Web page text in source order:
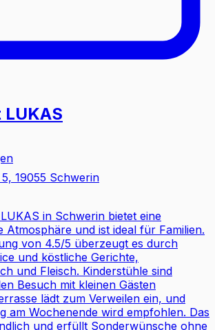
19055 Schwerin
in Schwerin bietet eine
Atmosphäre und ist ideal für Familien.
von 4.5/5 überzeugt es durch
und köstliche Gerichte,
und Fleisch. Kinderstühle sind
Besuch mit kleinen Gästen
lädt zum Verweilen ein, und
am Wochenende wird empfohlen. Das
und erfüllt Sonderwünsche ohne